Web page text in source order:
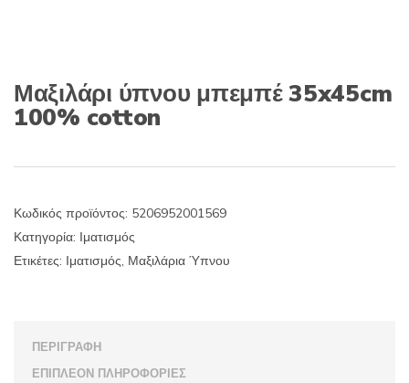
Μαξιλάρι ύπνου μπεμπέ 35x45cm
100% cotton
Κωδικός προϊόντος: 5206952001569
Κατηγορία: Ιματισμός
Ετικέτες: Ιματισμός, Μαξιλάρια Ύπνου
ΠΕΡΙΓΡΑΦΉ
ΕΠΙΠΛΈΟΝ ΠΛΗΡΟΦΟΡΊΕΣ